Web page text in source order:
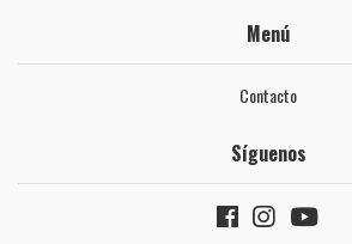
Menú
Contacto
Síguenos